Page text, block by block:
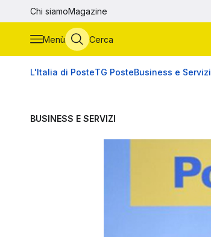
Vai al contenuto principale
Chi siamoMagazine
Menù Cerca
L'Italia di PosteTG PosteBusiness e Servizi
BUSINESS E SERVIZI